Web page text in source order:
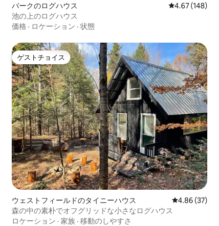
バークのログハウス レビュー148
4.67 (148)
池の上のログハウス
価格 · ロケーション · 状態
ゲストチョイス
ゲストチョイス
ウェストフィールドのタイニーハウス レビュー37
4.86 (37)
森の中の素朴でオフグリッドな小さなログハウス
ロケーション · 家族 · 移動のしやすさ